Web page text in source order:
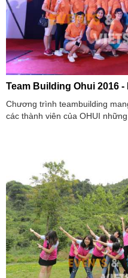
Team Building Ohui 2016 -
Chương trình teambuilding
các thành viên của OHUI